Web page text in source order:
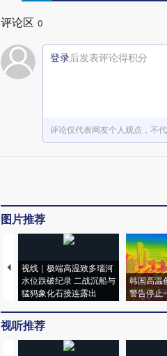
评论区 0
登录后发表评论得积分
评论仅代表网友个人观点，不
图片推荐
视线｜极端高温致多瑙河
水位跌破纪录 二战沉船与
猛犸象化石接连露出
韩国高温
警告停止
视听推荐